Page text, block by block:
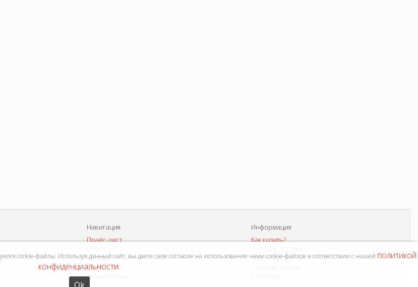
Навигация
Прайс-лист
Отзывы
Карта сайта
Форма связи
Информация
Как купить?
Способы оплаты
cookie-файлы. Используя данный сайт, вы даете свое согласие на использование нами cookie-файлов в соответствии с нашей политикой
конфиденциальности.